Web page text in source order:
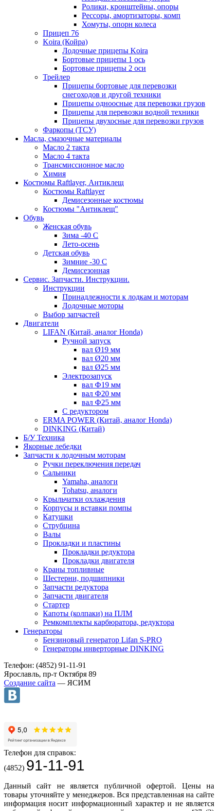
Ролики, кронштейны, опоры
Рессоры, амортизаторы, комп
Хомуты, опорн колеса
Прицеп 76
Koira (Койра)
Лодочные прицепы Koira
Бортовые прицепы 1 ось
Бортовые прицепы 2 оси
Трейлер
Прицепы бортовые для перевозки
снегоходов и другой техники
Прицепы одноосные для перевозки грузов
Прицепы для перевозки водной техники
Прицепы двухосные для перевозки грузов
Фаркопы (ТСУ)
Масла, смазочные материалы
Масло 2 такта
Масло 4 такта
Трансмиссионное масло
Химия
Костюмы Raftlayer, Антиклещ
Костюмы Raftlayer
Демисезонные костюмы
Костюмы "Антиклещ"
Обувь
Женская обувь
Зима -40 С
Лето-осень
Детская обувь
Зимние -30 С
Демисезонная
Сервис. Запчасти. Инструкции.
Инструкции
Принадлежности к лодкам и моторам
Лодочные моторы
Выбор запчастей
Двигатели
LIFAN (Китай, аналог Honda)
Ручной запуск
вал Ø19 мм
вал Ø20 мм
вал Ø25 мм
Электрозапуск
вал Ф19 мм
вал Ф20 мм
вал Ф25 мм
С редуктором
ERMA POWER (Китай, аналог Honda)
DINKING (Китай)
Б/У Техника
Якорные лебедки
Запчасти к лодочным моторам
Ручки переключения передач
Сальники
Yamaha, аналоги
Tohatsu, аналоги
Крыльчатки охлаждения
Корпусы и вставки помпы
Катушки
Струбцина
Валы
Прокладки и пластины
Прокладки редуктора
Прокладки двигателя
Краны топливные
Шестерни, подшипники
Запчасти редуктора
Запчасти двигателя
Стартер
Капоты (колпаки) на ПЛМ
Ремкомплекты карбюратора, редуктора
Генераторы
Бензиновый генератор Lifan S-PRO
Генераторы инверторные DINKING
Телефон: (4852) 91-11-91
Ярославль, пр-т Октября 89
Создание сайта — ЯСИМ
Телефон для справок:
(4852) 91-11-91
Данный сайт не является публичной офертой. Цены на
товары уточняйте у менеджеров. Вся представленная на сайте
информация носит информационный характер и не является